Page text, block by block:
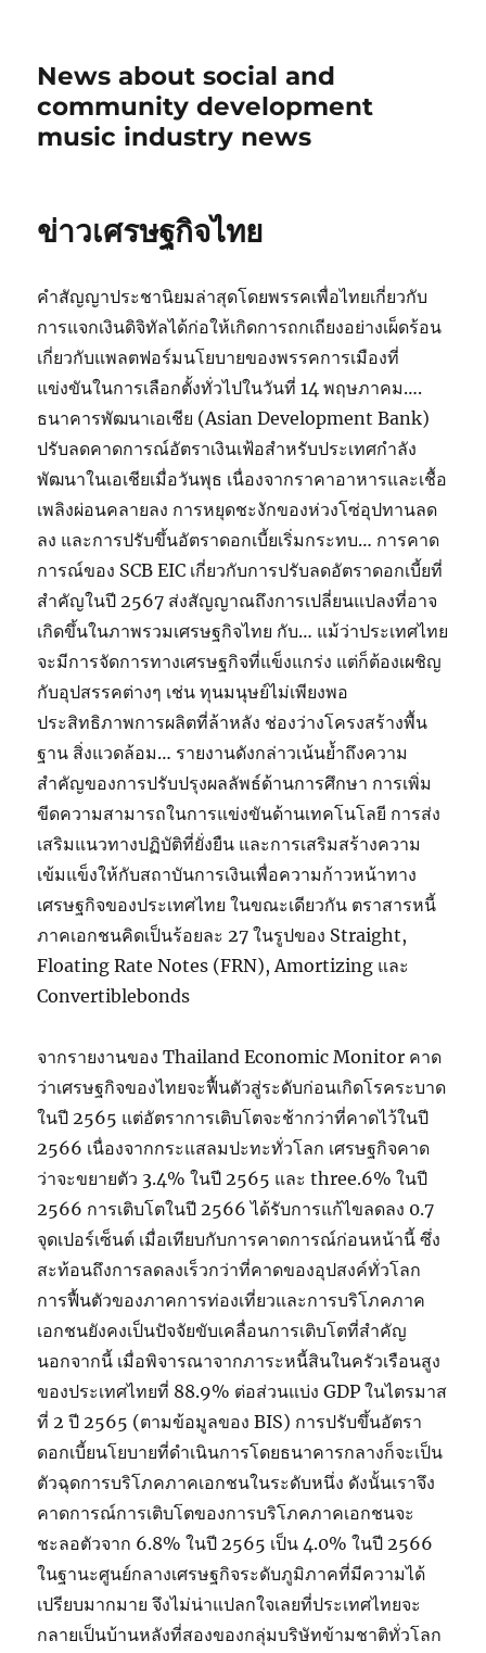
News about social and
community development
music industry news
ข่าวเศรษฐกิจไทย
คำสัญญาประชานิยมล่าสุดโดยพรรคเพื่อไทยเกี่ยวกับ
การแจกเงินดิจิทัลได้ก่อให้เกิดการถกเถียงอย่างเผ็ดร้อน
เกี่ยวกับแพลตฟอร์มนโยบายของพรรคการเมืองที่
แข่งขันในการเลือกตั้งทั่วไปในวันที่ 14 พฤษภาคม….
ธนาคารพัฒนาเอเชีย (Asian Development Bank)
ปรับลดคาดการณ์อัตราเงินเฟ้อสำหรับประเทศกำลัง
พัฒนาในเอเชียเมื่อวันพุธ เนื่องจากราคาอาหารและเชื้อ
เพลิงผ่อนคลายลง การหยุดชะงักของห่วงโซ่อุปทานลด
ลง และการปรับขึ้นอัตราดอกเบี้ยเริ่มกระทบ… การคาด
การณ์ของ SCB EIC เกี่ยวกับการปรับลดอัตราดอกเบี้ยที่
สำคัญในปี 2567 ส่งสัญญาณถึงการเปลี่ยนแปลงที่อาจ
เกิดขึ้นในภาพรวมเศรษฐกิจไทย กับ… แม้ว่าประเทศไทย
จะมีการจัดการทางเศรษฐกิจที่แข็งแกร่ง แต่ก็ต้องเผชิญ
กับอุปสรรคต่างๆ เช่น ทุนมนุษย์ไม่เพียงพอ
ประสิทธิภาพการผลิตที่ล้าหลัง ช่องว่างโครงสร้างพื้น
ฐาน สิ่งแวดล้อม… รายงานดังกล่าวเน้นย้ำถึงความ
สำคัญของการปรับปรุงผลลัพธ์ด้านการศึกษา การเพิ่ม
ขีดความสามารถในการแข่งขันด้านเทคโนโลยี การส่ง
เสริมแนวทางปฏิบัติที่ยั่งยืน และการเสริมสร้างความ
เข้มแข็งให้กับสถาบันการเงินเพื่อความก้าวหน้าทาง
เศรษฐกิจของประเทศไทย ในขณะเดียวกัน ตราสารหนี้
ภาคเอกชนคิดเป็นร้อยละ 27 ในรูปของ Straight,
Floating Rate Notes (FRN), Amortizing และ
Convertiblebonds
จากรายงานของ Thailand Economic Monitor คาด
ว่าเศรษฐกิจของไทยจะฟื้นตัวสู่ระดับก่อนเกิดโรคระบาด
ในปี 2565 แต่อัตราการเติบโตจะช้ากว่าที่คาดไว้ในปี
2566 เนื่องจากกระแสลมปะทะทั่วโลก เศรษฐกิจคาด
ว่าจะขยายตัว 3.4% ในปี 2565 และ three.6% ในปี
2566 การเติบโตในปี 2566 ได้รับการแก้ไขลดลง 0.7
จุดเปอร์เซ็นต์ เมื่อเทียบกับการคาดการณ์ก่อนหน้านี้ ซึ่ง
สะท้อนถึงการลดลงเร็วกว่าที่คาดของอุปสงค์ทั่วโลก
การฟื้นตัวของภาคการท่องเที่ยวและการบริโภคภาค
เอกชนยังคงเป็นปัจจัยขับเคลื่อนการเติบโตที่สำคัญ
นอกจากนี้ เมื่อพิจารณาจากภาระหนี้สินในครัวเรือนสูง
ของประเทศไทยที่ 88.9% ต่อส่วนแบ่ง GDP ในไตรมาส
ที่ 2 ปี 2565 (ตามข้อมูลของ BIS) การปรับขึ้นอัตรา
ดอกเบี้ยนโยบายที่ดำเนินการโดยธนาคารกลางก็จะเป็น
ตัวฉุดการบริโภคภาคเอกชนในระดับหนึ่ง ดังนั้นเราจึง
คาดการณ์การเติบโตของการบริโภคภาคเอกชนจะ
ชะลอตัวจาก 6.8% ในปี 2565 เป็น 4.0% ในปี 2566
ในฐานะศูนย์กลางเศรษฐกิจระดับภูมิภาคที่มีความได้
เปรียบมากมาย จึงไม่น่าแปลกใจเลยที่ประเทศไทยจะ
กลายเป็นบ้านหลังที่สองของกลุ่มบริษัทข้ามชาติทั่วโลก